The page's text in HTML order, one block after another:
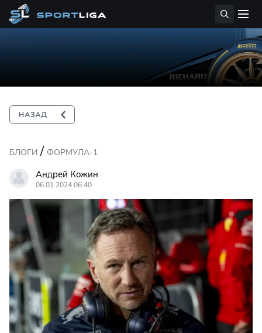
БЛОГИ / ФОРМУЛА-1
Андрей Кожин
06.01.2024 06:40